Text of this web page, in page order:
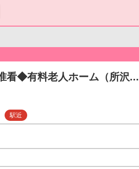
看◆有料老人ホーム（所沢...
駅近